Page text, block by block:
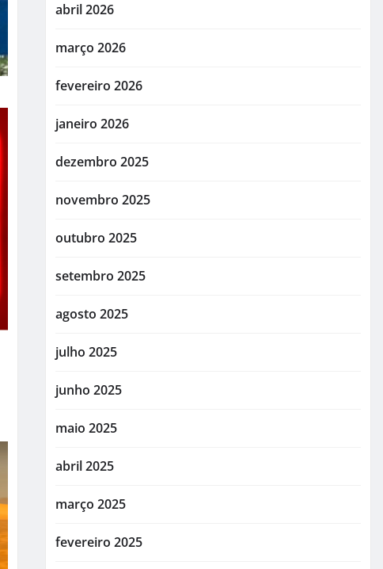
abril 2026
março 2026
fevereiro 2026
janeiro 2026
dezembro 2025
novembro 2025
outubro 2025
setembro 2025
agosto 2025
julho 2025
junho 2025
maio 2025
abril 2025
março 2025
fevereiro 2025